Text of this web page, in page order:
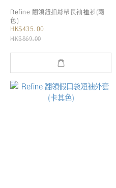
Refine 翻領鈕扣絲帶長袖裇衫(兩
色)
HK$435.00
HK$869.00